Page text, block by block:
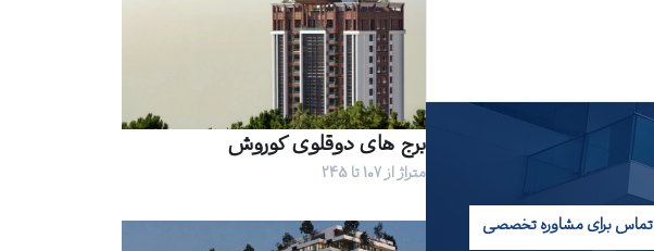
تماس برای مشاوره تخصصی
برج های دوقلوی کوروش
متراژ از 107 تا 245